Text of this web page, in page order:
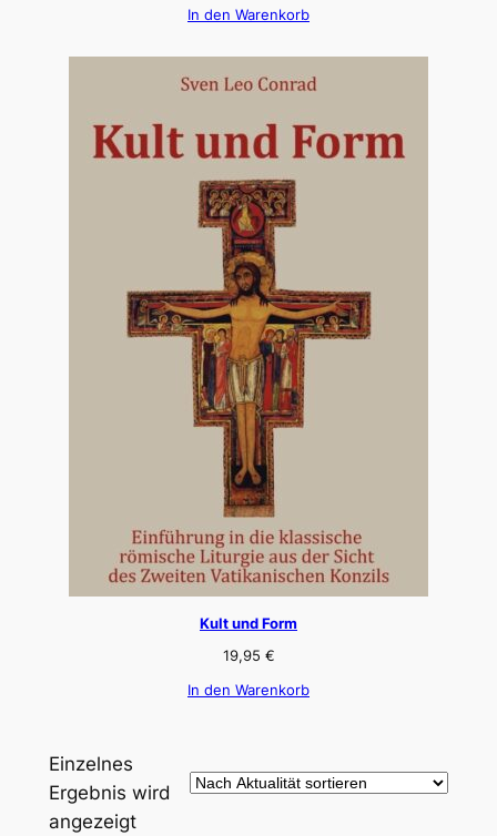
In den Warenkorb
Kult und Form
19,95 €
In den Warenkorb
Einzelnes
Ergebnis wird
angezeigt